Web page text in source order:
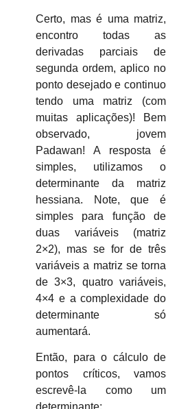
Certo, mas é uma matriz,
encontro todas as
derivadas parciais de
segunda ordem, aplico no
ponto desejado e continuo
tendo uma matriz (com
muitas aplicações)! Bem
observado, jovem
Padawan! A resposta é
simples, utilizamos o
determinante da matriz
hessiana. Note, que é
simples para função de
duas variáveis (matriz
2×2), mas se for de três
variáveis a matriz se torna
de 3×3, quatro variáveis,
4×4 e a complexidade do
determinante só
aumentará.
Então, para o cálculo de
pontos críticos, vamos
escrevê-la como um